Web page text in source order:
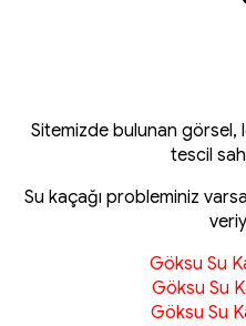
Sitemizde bulunan görsel,
tescil
Su kaçağı probleminiz varsa
Göksu Su
Göksu Su
Göksu Su